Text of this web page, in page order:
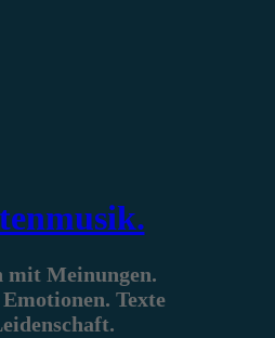
mit Meinungen.
Texte